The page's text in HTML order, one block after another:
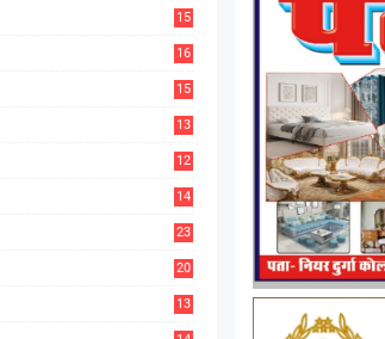
15
16
15
13
12
14
23
20
13